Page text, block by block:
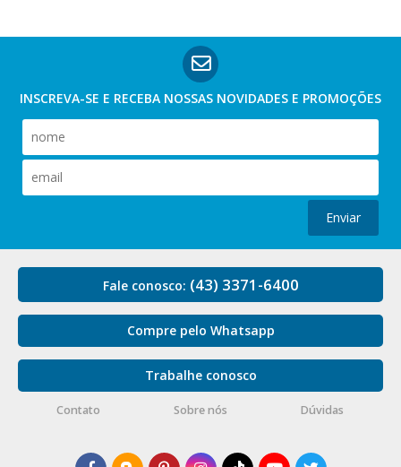
INSCREVA-SE E RECEBA NOSSAS NOVIDADES E PROMOÇÕES
Enviar
Fale conosco: (43) 3371-6400
Compre pelo Whatsapp
Trabalhe conosco
Contato Sobre nós Dúvidas